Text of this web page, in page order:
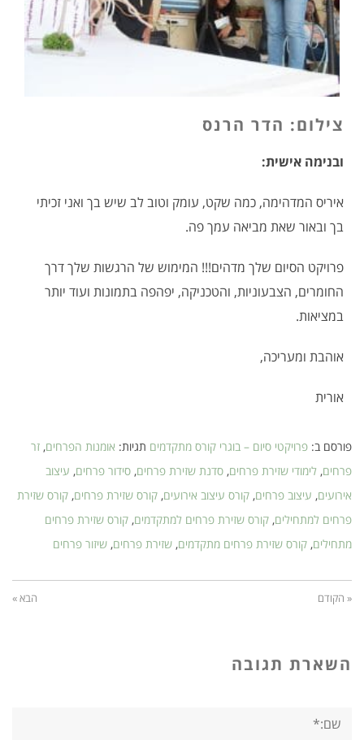
צילום: הדר הרנס
ובנימה אישית:
איריס המדהימה, כמה שקט, עומק וטוב לב שיש בך ואני זכיתי
בך ובאור שאת מביאה עמך פה.
פרויקט הסיום שלך מדהים!!! המימוש של הרגשות שלך דרך
החומרים, הצבעוניות, והטכניקה, יפהפה בתמונות ועוד יותר
במציאות.
אוהבת ומעריכה,
אורית
פורסם ב: פרויקטי סיום – בוגרי קורס מתקדמים תגיות: אומנות הפרחים, זר
פרחים, לימודי שזירת פרחים, סדנת שזירת פרחים, סידור פרחים, עיצוב
אירועים, עיצוב פרחים, קורס עיצוב אירועים, קורס שזירת פרחים, קורס שזירת
פרחים למתחילים, קורס שזירת פרחים למתקדמים, קורס שזירת פרחים
מתחילים, קורס שזירת פרחים מתקדמים, שזירת פרחים, שיזור פרחים
« הקודם הבא »
השארת תגובה